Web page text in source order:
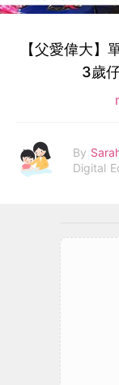
【父愛偉大
3歲
By
Digital